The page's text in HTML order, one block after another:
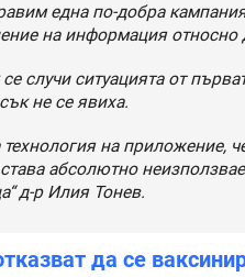
една по-добра
на информация относно
случи ситуацията от
не се явиха.
технология на приложение,
абсолютно
д-р Илия Тонев.
да се